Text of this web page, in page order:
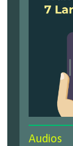
Audios